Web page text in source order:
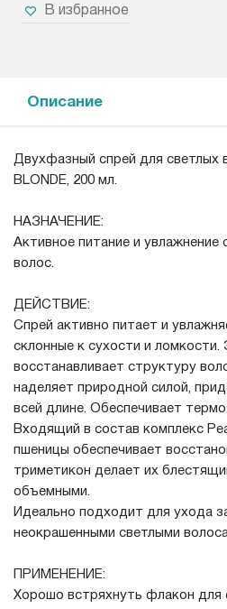
В избранное
Описание
Двухфазный спрей для светлых
BLONDE, 200 мл.
НАЗНАЧЕНИЕ:
Активное питание и увлажнение
волос.
ДЕЙСТВИЕ:
Спрей активно питает и
склонные к сухости и
восстанавливает структуру
наделяет природной силой,
всей длине. Обеспечивает
Входящий в состав комплекс
пшеницы обеспечивает
триметикон делает их
объемными.
Идеально подходит для ухода
неокрашенными светлыми
ПРИМЕНЕНИЕ:
Хорошо встряхнуть флакон для